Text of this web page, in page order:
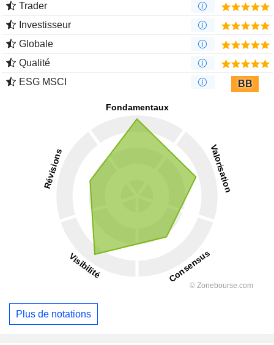
Trader
Investisseur
Globale
Qualité
ESG MSCI
BB
Plus de notations